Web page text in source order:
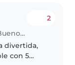
Niñera en Caseros (Buenos Aires)
2
divertida,
con 5